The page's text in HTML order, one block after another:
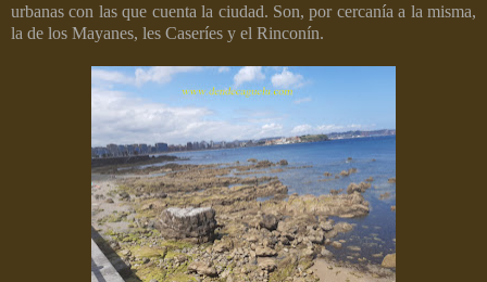
urbanas con las que cuenta la ciudad. Son, por cercanía a la misma,
la de los Mayanes, les Caseríes y el Rinconín.